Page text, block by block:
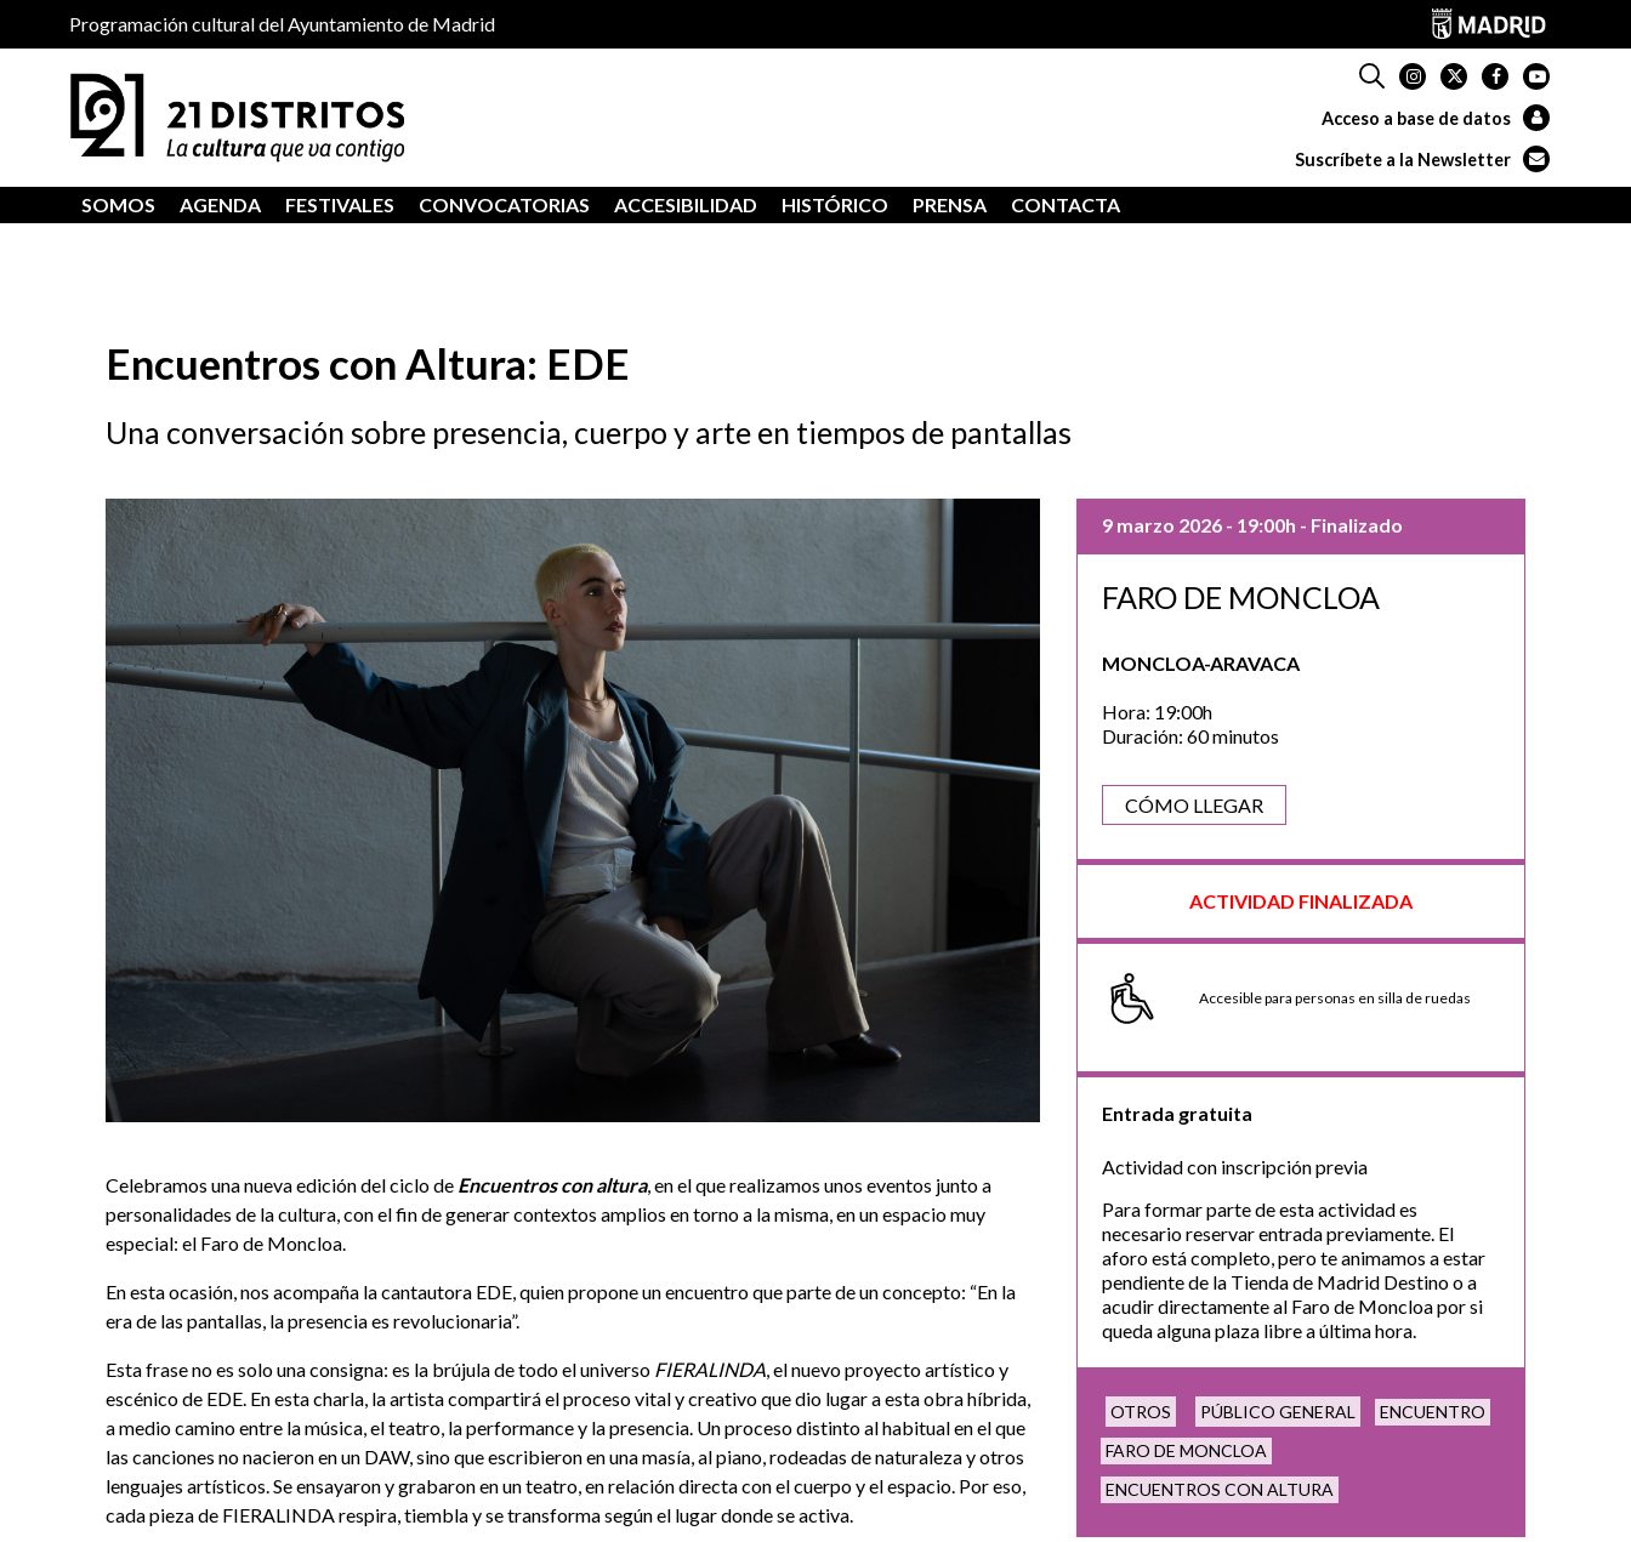
Programación cultural del Ayuntamiento de Madrid
Acceso a base de datos
Suscríbete a la Newsletter
SOMOS AGENDA FESTIVALES CONVOCATORIAS ACCESIBILIDAD HISTÓRICO PRENSA CONTACTA
Encuentros con Altura: EDE
Una conversación sobre presencia, cuerpo y arte en tiempos de pantallas
Celebramos una nueva edición del ciclo de Encuentros con altura, en el que realizamos unos eventos junto a
personalidades de la cultura, con el fin de generar contextos amplios en torno a la misma, en un espacio muy
especial: el Faro de Moncloa.
En esta ocasión, nos acompaña la cantautora EDE, quien propone un encuentro que parte de un concepto: “En la
era de las pantallas, la presencia es revolucionaria”.
Esta frase no es solo una consigna: es la brújula de todo el universo FIERALINDA, el nuevo proyecto artístico y
escénico de EDE. En esta charla, la artista compartirá el proceso vital y creativo que dio lugar a esta obra híbrida,
a medio camino entre la música, el teatro, la performance y la presencia. Un proceso distinto al habitual en el que
las canciones no nacieron en un DAW, sino que escribieron en una masía, al piano, rodeadas de naturaleza y otros
lenguajes artísticos. Se ensayaron y grabaron en un teatro, en relación directa con el cuerpo y el espacio. Por eso,
cada pieza de FIERALINDA respira, tiembla y se transforma según el lugar donde se activa.
9 marzo 2026 - 19:00h - Finalizado
FARO DE MONCLOA
MONCLOA-ARAVACA
Hora: 19:00h
Duración: 60 minutos
CÓMO LLEGAR
ACTIVIDAD FINALIZADA
Accesible para personas en silla de ruedas
Entrada gratuita
Actividad con inscripción previa
Para formar parte de esta actividad es
necesario reservar entrada previamente. El
aforo está completo, pero te animamos a estar
pendiente de la Tienda de Madrid Destino o a
acudir directamente al Faro de Moncloa por si
queda alguna plaza libre a última hora.
OTROS PÚBLICO GENERAL
ENCUENTRO
FARO DE MONCLOA
ENCUENTROS CON ALTURA